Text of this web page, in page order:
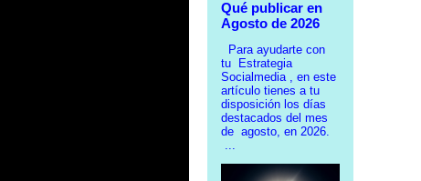
Qué publicar en
Agosto de 2026
Para ayudarte con
tu Estrategia
Socialmedia , en este
artículo tienes a tu
disposición los días
destacados del mes
de agosto, en 2026.